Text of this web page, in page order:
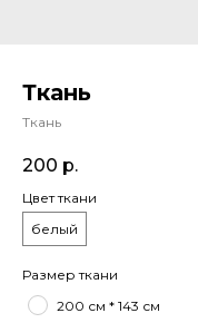
Ткань
Ткань
200 р.
Цвет ткани
белый
Размер ткани
200 см * 143 см